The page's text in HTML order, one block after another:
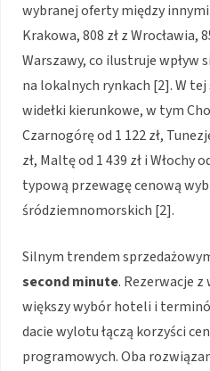
wybranej oferty między innymi
Krakowa, 808 zł z Wrocławia,
Warszawy, co ilustruje wpływ
na lokalnych rynkach [2]. W
widełki kierunkowe, w tym
Czarnogórę od 1 122 zł,
zł, Maltę od 1 439 zł i Włochy
typową przewagę cenową
śródziemnomorskich [2].
Silnym trendem
second minute. Rezerwacje
większy wybór hoteli i
dacie wylotu łączą korzyści
programowych. Oba